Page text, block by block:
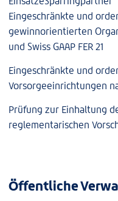
Eingeschränkte und
gewinnorientierten
und Swiss GAAP FER 21
Eingeschränkte und
Vorsorgeeinrichtungen
Prüfung zur Einhaltung
reglementarischen
Öffentliche